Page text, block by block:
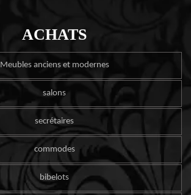
ACHATS
Meubles anciens et modernes
salons
secrétaires
commodes
bibelots